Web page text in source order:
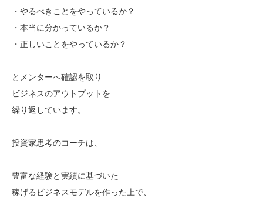
・やるべきことをやっているか？
・本当に分かっているか？
・正しいことをやっているか？
とメンターへ確認を取り
ビジネスのアウトプットを
繰り返しています。
投資家思考のコーチは、
豊富な経験と実績に基づいた
稼げるビジネスモデルを作った上で、